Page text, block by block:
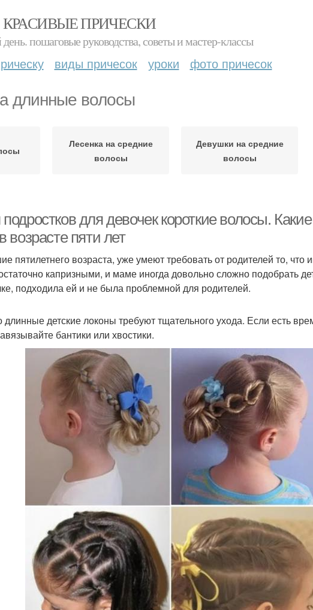
КРАСИВЫЕ ПРИЧЕСКИ
пошаговые руководства, советы и мастер-классы
виды причесок уроки фото причесок
длинные волосы
Лесенка на средние
волосы
Девушки на средние
волосы
для девочек короткие волосы.
возрасте пяти лет
пятилетнего возраста, уже умеют требовать от родителей то,
капризными, и маме иногда довольно сложно подобрать
подходила ей и не была проблемной для родителей.
длинные детские локоны требуют тщательного ухода. Если есть
бантики или хвостики.